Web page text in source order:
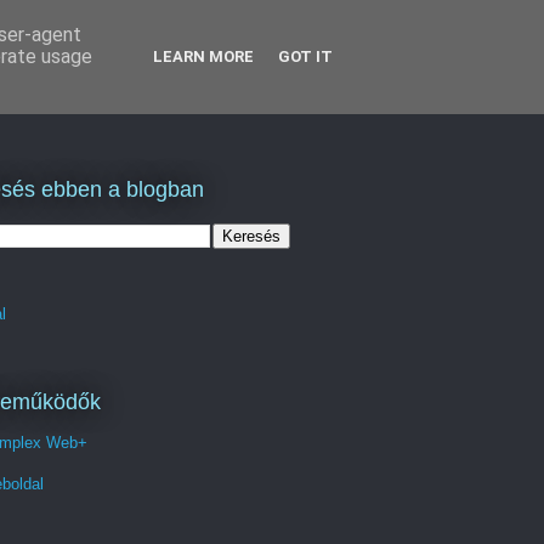
ebben a blogban
Web+
agent
usage
LEARN MORE GOT IT